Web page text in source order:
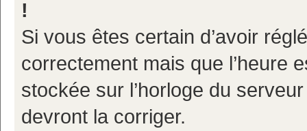
!
Si vous êtes certain d’avoir
correctement mais que l’heure
stockée sur l’horloge du
devront la corriger.